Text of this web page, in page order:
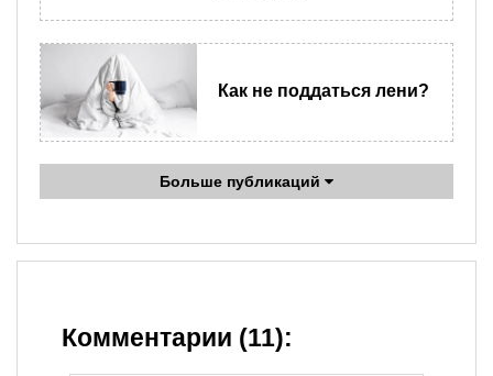
Как не поддаться лени?
Больше публикаций
Комментарии (11):